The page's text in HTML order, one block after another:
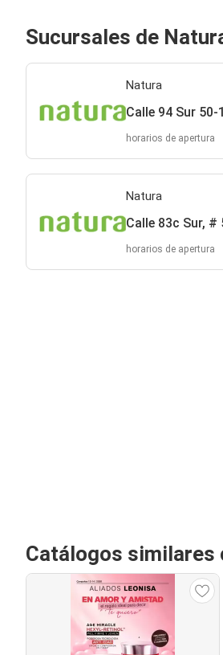
Sucursales de
Natura
Calle 94 Sur
horarios de apertura
Natura
Calle 83c Sur, #
horarios de apertura
Catálogos similares